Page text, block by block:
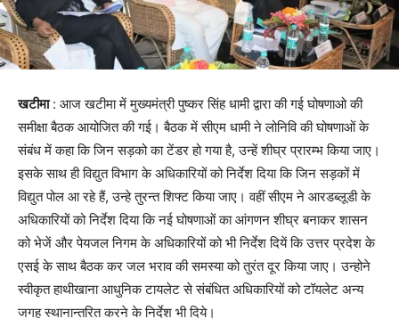
खटीमा: आज खटीमा में मुख्यमंत्री पुष्कर सिंह धामी द्वारा की गई घोषणाओ की
समीक्षा बैठक आयोजित की गई। बैठक में सीएम धामी ने लोनिवि की घोषणाओं के
संबंध में कहा कि जिन सड़को का टेंडर हो गया है, उन्हें शीघ्र प्रारम्भ किया जाए।
इसके साथ ही विद्युत विभाग के अधिकारियों को निर्देश दिया कि जिन सड़कों में
विद्युत पोल आ रहे हैं, उन्हे तुरन्त शिफ्ट किया जाए। वहीं सीएम ने आरडब्लूडी के
अधिकारियों को निर्देश दिया कि नई घोषणाओं का आंगणन शीघ्र बनाकर शासन
को भेजें और पेयजल निगम के अधिकारियों को भी निर्देश दियें कि उत्तर प्रदेश के
एसई के साथ बैठक कर जल भराव की समस्या को तुरंत दूर किया जाए। उन्होने
स्वीकृत हाथीखाना आधुनिक टायलेट से संबंधित अधिकारियों को टॉयलेट अन्य
जगह स्थानान्तरित करने के निर्देश भी दिये।